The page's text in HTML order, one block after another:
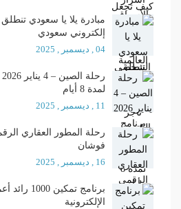
مبادرة يلا يا سعودي تنطلق
إلكتروني سعودي
04 , ديسمبر , 2025
لمدة 8 أيام
11 , ديسمبر , 2025
رحلة المطور العقاري
فوشان
16 , ديسمبر , 2025
برنامج
الإلكترونية